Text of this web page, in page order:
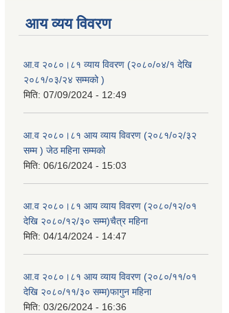
आय व्यय विवरण
आ.व २०८०।८१ व्याय विवरण (२०८०/०४/१ देखि
२०८१/०३/२४ सम्मको )
मिति: 07/09/2024 - 12:49
आ.व २०८०।८१ आय व्याय विवरण (२०८१/०२/३२
सम्म ) जेठ महिना सम्मको
मिति: 06/16/2024 - 15:03
आ.व २०८०।८१ आय व्याय विवरण (२०८०/१२/०१
देखि २०८०/१२/३० सम्म)चैत्र महिना
मिति: 04/14/2024 - 14:47
आ.व २०८०।८१ आय व्याय विवरण (२०८०/११/०१
देखि २०८०/११/३० सम्म)फागुन महिना
मिति: 03/26/2024 - 16:36